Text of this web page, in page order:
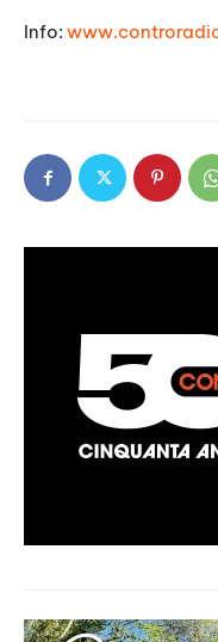
Info: